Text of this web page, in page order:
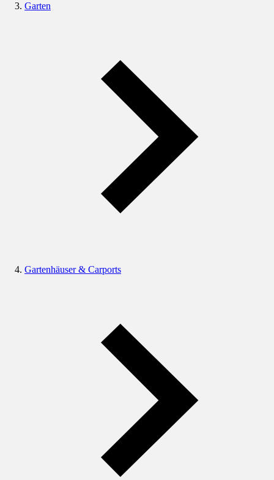
Garten
Gartenhäuser & Carports